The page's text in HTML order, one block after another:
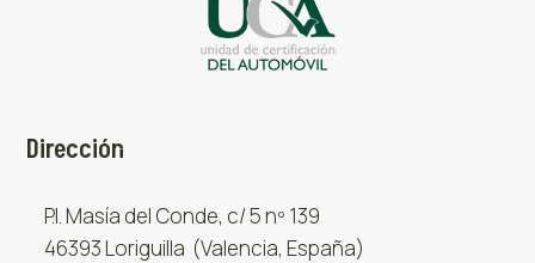
Dirección
P.I. Masía del Conde, c/ 5 nº 139
46393 Loriguilla (Valencia, España)